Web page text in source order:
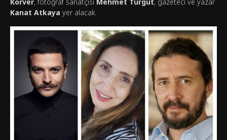
Korver, fotoğraf sanatçısı Mehmet Turgut, gazeteci ve yazar
Kanat Atkaya yer alacak.